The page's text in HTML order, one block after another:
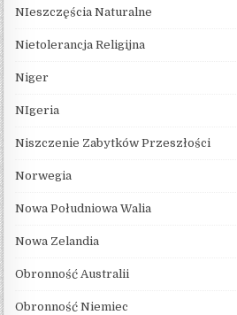
NIeszczęścia Naturalne
Nietolerancja Religijna
Niger
NIgeria
Niszczenie Zabytków Przeszłości
Norwegia
Nowa Południowa Walia
Nowa Zelandia
Obronność Australii
Obronność Niemiec